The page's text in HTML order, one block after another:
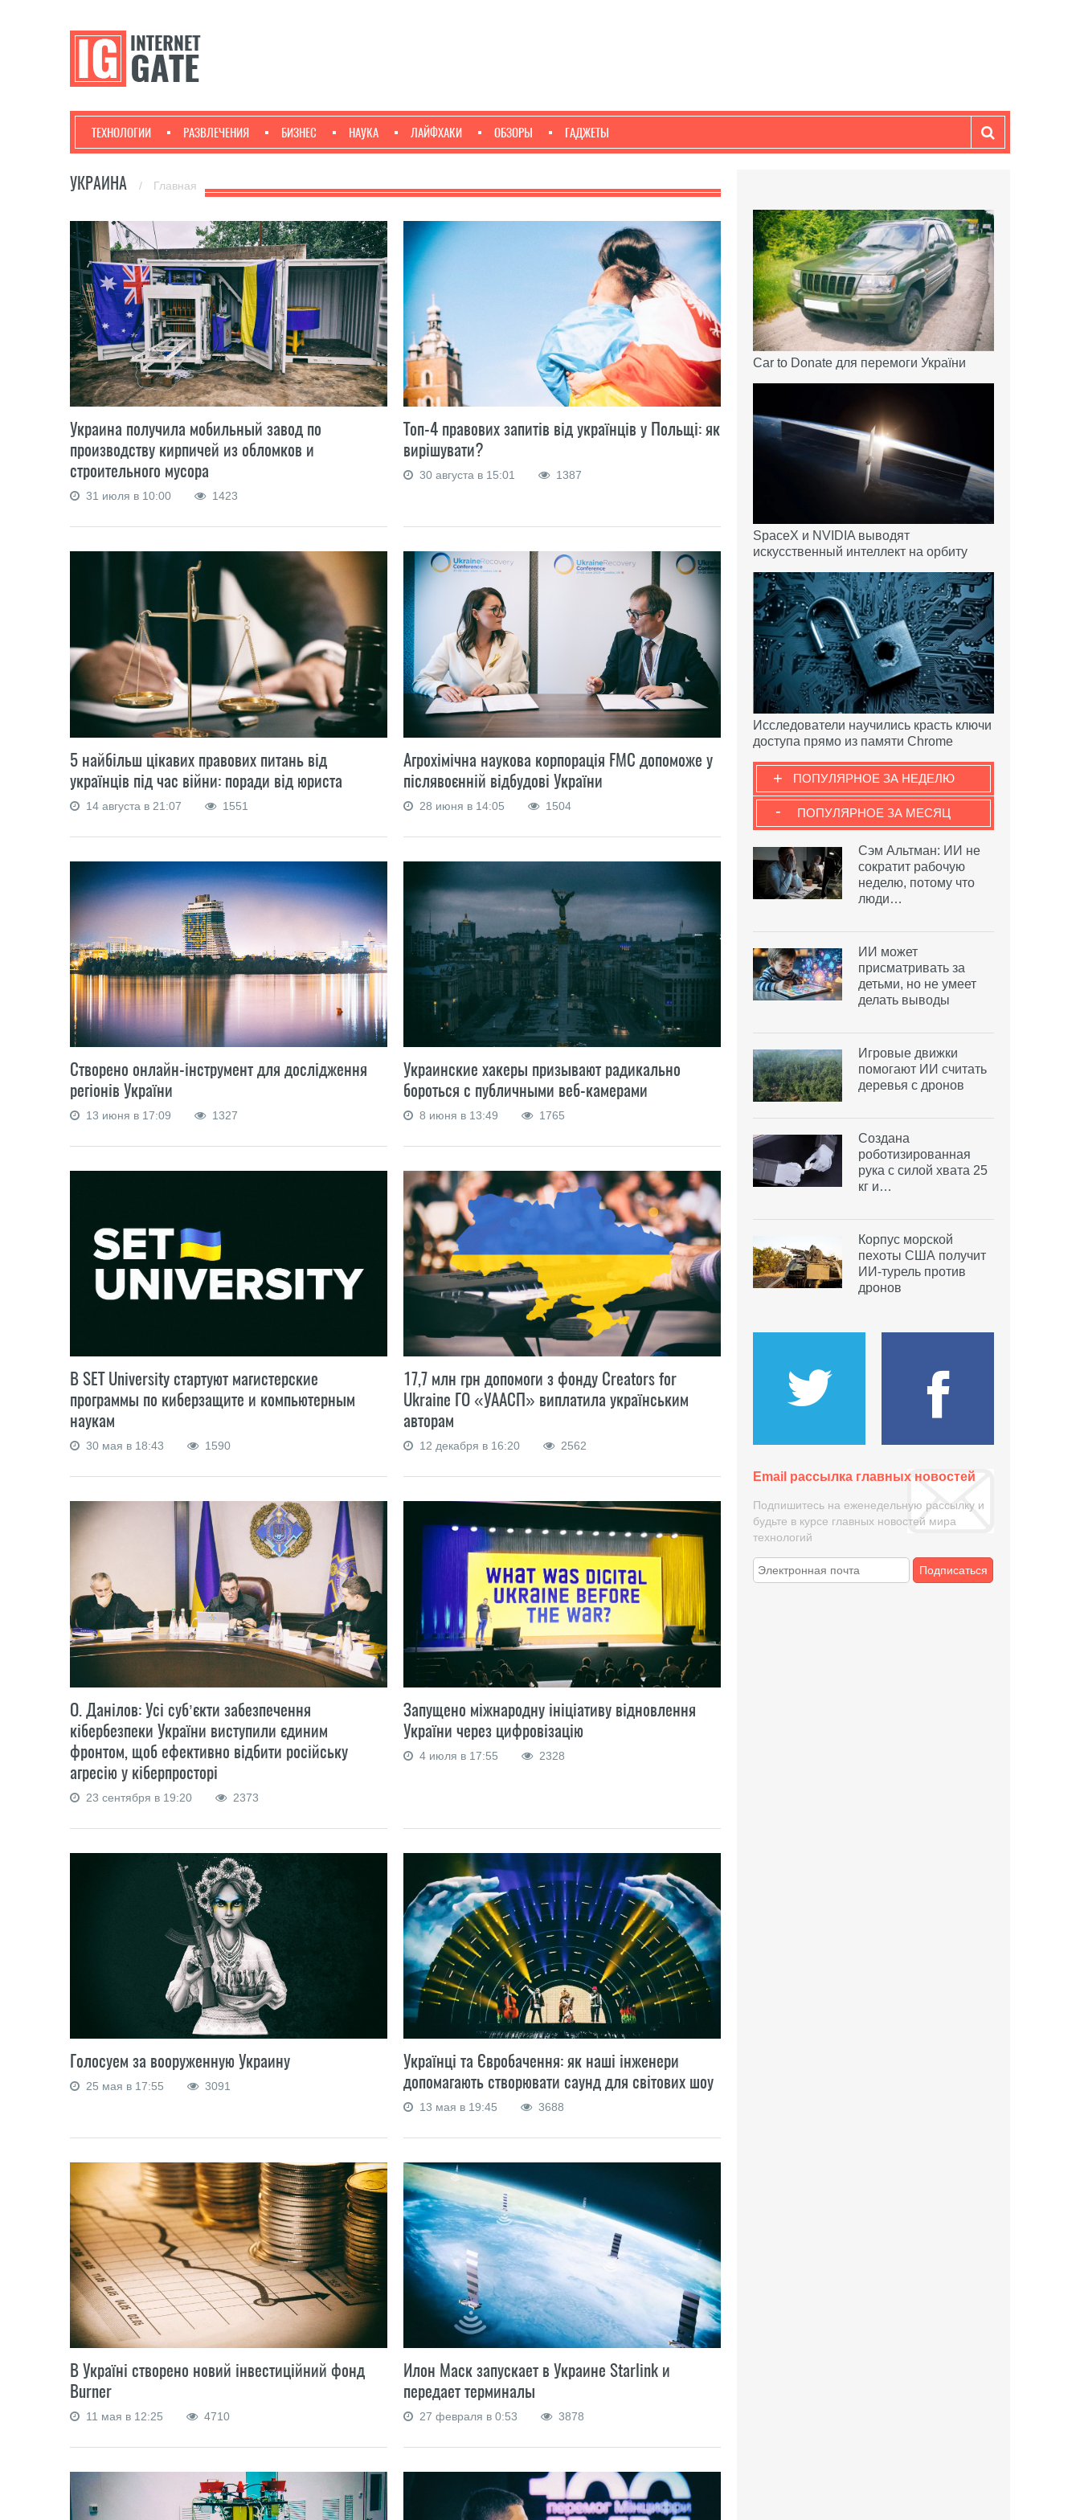
ТЕХНОЛОГИИ РАЗВЛЕЧЕНИЯ БИЗНЕС НАУКА ЛАЙФХАКИ ОБЗОРЫ ГАДЖЕТЫ
УКРАИНА / Главная
Украина получила мобильный завод по
производству кирпичей из обломков и
строительного мусора
31 июля в 10:00 1423
Топ-4 правових запитів від українців у Польщі: як
вирішувати?
30 августа в 15:01 1387
5 найбільш цікавих правових питань від
українців під час війни: поради від юриста
14 августа в 21:07 1551
Агрохімічна наукова корпорація FMC допоможе у
післявоєнній відбудові України
28 июня в 14:05 1504
Створено онлайн-інструмент для дослідження
регіонів України
13 июня в 17:09 1327
Украинские хакеры призывают радикально
бороться с публичными веб-камерами
8 июня в 13:49 1765
В SET University стартуют магистерские
программы по киберзащите и компьютерным
наукам
30 мая в 18:43 1590
17,7 млн грн допомоги з фонду Creators for
Ukraine ГО «УААСП» виплатила українським
авторам
12 декабря в 16:20 2562
О. Данілов: Усі суб’єкти забезпечення
кібербезпеки України виступили єдиним
фронтом, щоб ефективно відбити російську
агресію у кіберпросторі
23 сентября в 19:20 2373
Запущено міжнародну ініціативу відновлення
України через цифровізацію
4 июля в 17:55 2328
Голосуем за вооруженную Украину
25 мая в 17:55 3091
Українці та Євробачення: як наші інженери
допомагають створювати саунд для світових шоу
13 мая в 19:45 3688
В Україні створено новий інвестиційний фонд
Burner
11 мая в 12:25 4710
Илон Маск запускает в Украине Starlink и
передает терминалы
27 февраля в 0:53 3878
Car to Donate для перемоги України
SpaceX и NVIDIA выводят
искусственный интеллект на орбиту
Исследователи научились красть ключи
доступа прямо из памяти Chrome
ПОПУЛЯРНОЕ ЗА НЕДЕЛЮ
+
ПОПУЛЯРНОЕ ЗА МЕСЯЦ
-
Сэм Альтман: ИИ не
сократит рабочую
неделю, потому что
люди…
ИИ может
присматривать за
детьми, но не умеет
делать выводы
Игровые движки
помогают ИИ считать
деревья с дронов
Создана
роботизированная
рука с силой хвата 25
кг и…
Корпус морской
пехоты США получит
ИИ-турель против
дронов
Email рассылка главных новостей
Подпишитесь на еженедельную рассылку и
будьте в курсе главных новостей мира
технологий
Подписаться